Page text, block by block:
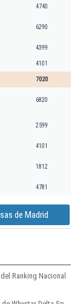
4740
6290
4399
4101
7020
6820
2599
4101
1812
4781
de Madrid
Ranking Nacional